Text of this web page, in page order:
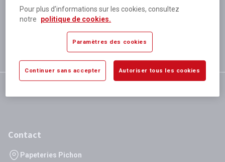
disponibles
Expédition le jour même
si validation avant 12h
satisfaction totale
Contact
Papeteries Pichon
Pour plus d’informations sur les cookies, consultez
notre
politique de cookies.
Paramètres des cookies
Continuer sans accepter Autoriser tous les cookies